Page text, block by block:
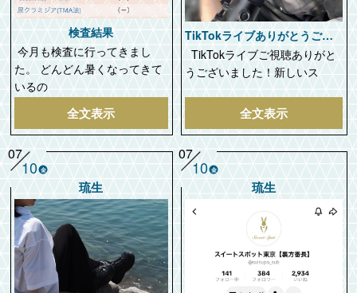
検査結果
今月も検査に行ってきまし
た。 どんどん暑くなってきて
いるの
全文表示
TikTokライブありがとうございました！
TikTokライブご視聴ありがと
うございました！新しいス
全文表示
琉生
07
10 金
琉生
07
10 金